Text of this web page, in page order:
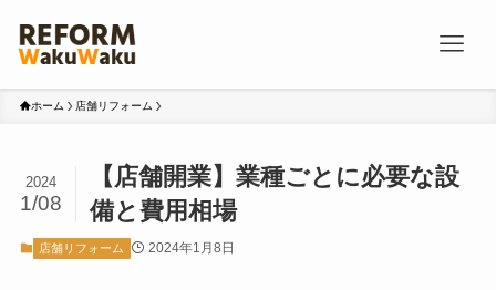
ホーム 店舗リフォーム
【店舗開業】業種ごとに必要な設
備と費用相場
2024
1/08
店舗リフォーム 2024年1月8日